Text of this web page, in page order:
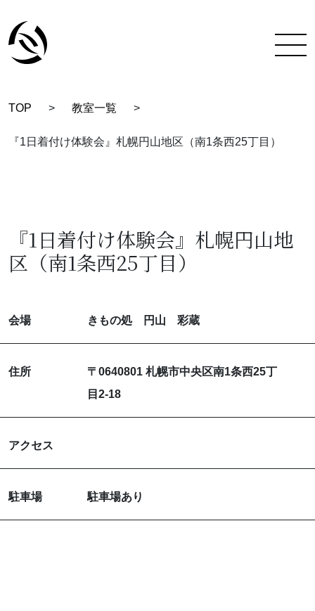
彩蔵について
教室一覧
ブログ
TOP > 教室一覧 >
『1日着付け体験会』札幌円山地区（南1条西25丁目）
『1日着付け体験会』札幌円山地
区（南1条西25丁目）
会場 きもの処 円山 彩蔵
住所
〒0640801 札幌市中央区南1条西25丁
目2-18
アクセス
駐車場 駐車場あり